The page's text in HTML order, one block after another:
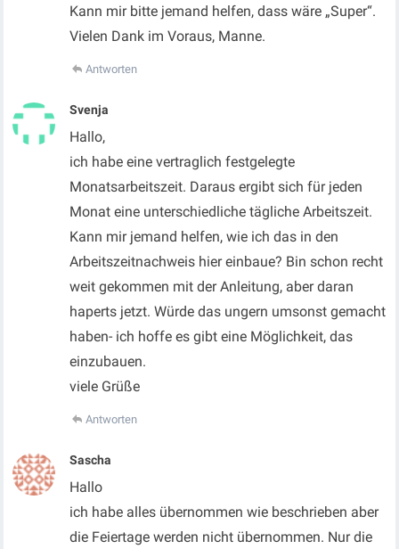
Kann mir bitte jemand helfen, dass wäre „Super“.
Vielen Dank im Voraus, Manne.
Antworten
Svenja
Hallo,
ich habe eine vertraglich festgelegte
Monatsarbeitszeit. Daraus ergibt sich für jeden
Monat eine unterschiedliche tägliche Arbeitszeit.
Kann mir jemand helfen, wie ich das in den
Arbeitszeitnachweis hier einbaue? Bin schon recht
weit gekommen mit der Anleitung, aber daran
haperts jetzt. Würde das ungern umsonst gemacht
haben- ich hoffe es gibt eine Möglichkeit, das
einzubauen.
viele Grüße
Antworten
Sascha
Hallo
ich habe alles übernommen wie beschrieben aber
die Feiertage werden nicht übernommen. Nur die